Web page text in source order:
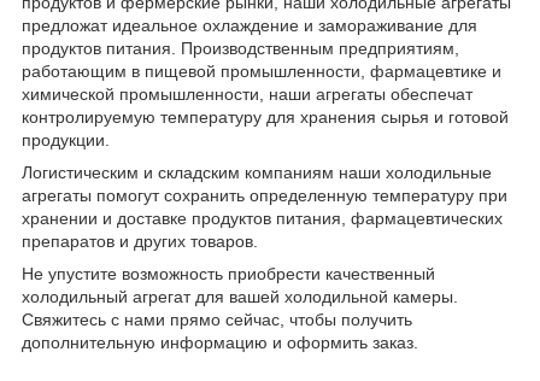
предложат идеальное охлаждение и замораживание для
продуктов питания. Производственным предприятиям,
работающим в пищевой промышленности, фармацевтике и
химической промышленности, наши агрегаты обеспечат
контролируемую температуру для хранения сырья и готовой
продукции.
Логистическим и складским компаниям наши холодильные
агрегаты помогут сохранить определенную температуру при
хранении и доставке продуктов питания, фармацевтических
препаратов и других товаров.
Не упустите возможность приобрести качественный
холодильный агрегат для вашей холодильной камеры.
Свяжитесь с нами прямо сейчас, чтобы получить
дополнительную информацию и оформить заказ.